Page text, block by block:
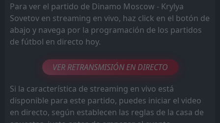
Para ver el partido de Dinamo Moscow - Krylya
Sovetov en streaming en vivo, haz click en el botón de
abajo y navega por la programación de los partidos
de fútbol en directo hoy.
VER RETRANSMISIÓN EN DIRECTO
Si la característica de streaming en vivo está
disponible para este partido, puedes iniciar el video
en directo, según establecen las reglas de la casa de